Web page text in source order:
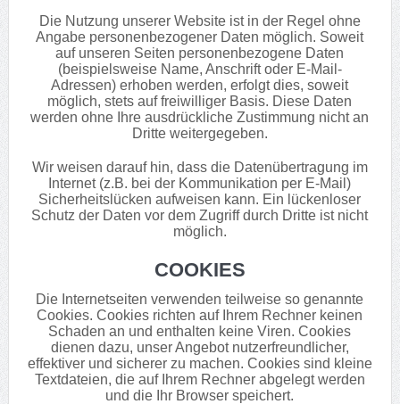
Die Nutzung unserer Website ist in der Regel ohne
Angabe personenbezogener Daten möglich. Soweit
auf unseren Seiten personenbezogene Daten
(beispielsweise Name, Anschrift oder E-Mail-
Adressen) erhoben werden, erfolgt dies, soweit
möglich, stets auf freiwilliger Basis. Diese Daten
werden ohne Ihre ausdrückliche Zustimmung nicht an
Dritte weitergegeben.
Wir weisen darauf hin, dass die Datenübertragung im
Internet (z.B. bei der Kommunikation per E-Mail)
Sicherheitslücken aufweisen kann. Ein lückenloser
Schutz der Daten vor dem Zugriff durch Dritte ist nicht
möglich.
COOKIES
Die Internetseiten verwenden teilweise so genannte
Cookies. Cookies richten auf Ihrem Rechner keinen
Schaden an und enthalten keine Viren. Cookies
dienen dazu, unser Angebot nutzerfreundlicher,
effektiver und sicherer zu machen. Cookies sind kleine
Textdateien, die auf Ihrem Rechner abgelegt werden
und die Ihr Browser speichert.